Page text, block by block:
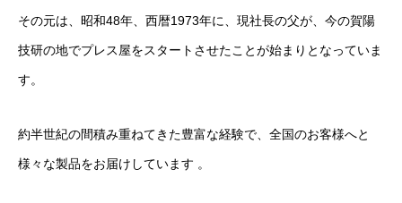
その元は、昭和48年、西暦1973年に、現社長の父が、今の賀陽
技研の地でプレス屋をスタートさせたことが始まりとなっていま
す。
約半世紀の間積み重ねてきた豊富な経験で、全国のお客様へと
様々な製品をお届けしています 。